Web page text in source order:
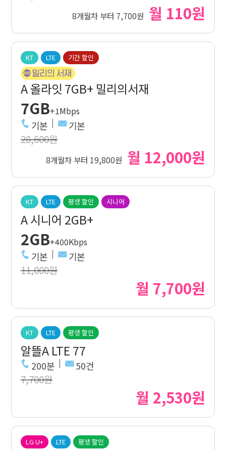
8개월차 부터 7,700원 월 110원
KT LTE 기간 할인
A 올라잇 7GB+ 밀리의서재
7GB+1Mbps
기본 기본
28,600원
8개월차 부터 19,800원 월 12,000원
KT LTE 평생 할인 시니어
A 시니어 2GB+
2GB+400Kbps
기본 기본
11,000원
월 7,700원
KT LTE 평생 할인
알뜰A LTE 77
200분 50건
7,700원
월 2,530원
LG U+ LTE 평생 할인